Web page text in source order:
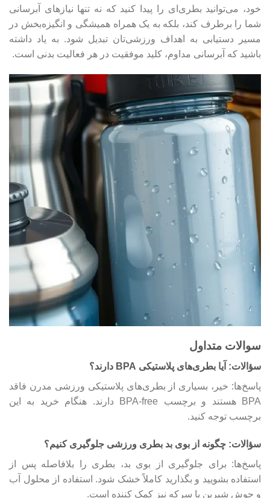
خود، می‌توانید بطری‌ای را پیدا کنید که نه تنها نیازهای آبرسانی
شما را برطرف کند، بلکه به یک همراه همیشگی و انگیزه‌بخش در
مسیر دستیابی به اهداف ورزشی‌تان تبدیل شود. به یاد داشته
باشید که آبرسانی مداوم، کلید موفقیت در هر فعالیت بدنی است.
سوالات متداول
سؤالات: آیا بطری‌های پلاستیکی BPA دارند؟
پاسخ‌ها: خیر، بسیاری از بطری‌های پلاستیکی ورزشی مدرن فاقد
BPA هستند و برچسب BPA-free دارند. هنگام خرید به این
برچسب توجه کنید.
سؤالات: چگونه از بوی بد بطری ورزشی جلوگیری کنیم؟
پاسخ‌ها: برای جلوگیری از بوی بد، بطری را بلافاصله پس از
استفاده بشویید و بگذارید کاملاً خشک شود. استفاده از محلول آب
و جوش شیرین یا سرکه نیز کمک کننده است.